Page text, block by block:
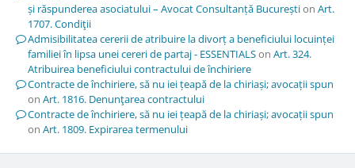
și răspunderea asociatului – Avocat Consultanță Bucureștion Art.
1707. Condiţii
Admisibilitatea cererii de atribuire la divorț a beneficiului locuinței
familiei în lipsa unei cereri de partaj - ESSENTIALSon Art. 324.
Atribuirea beneficiului contractului de închiriere
Contracte de închiriere, să nu iei țeapă de la chiriași; avocații spun
on Art. 1816. Denunţarea contractului
Contracte de închiriere, să nu iei țeapă de la chiriași; avocații spun
on Art. 1809. Expirarea termenului